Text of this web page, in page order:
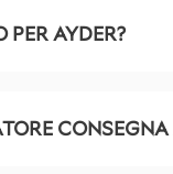
PER AYDER?